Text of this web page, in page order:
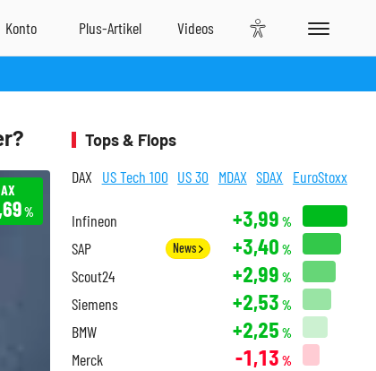
%
Tops & Flops
DAX US Tech 100 US 30 MDAX SDAX EuroStoxx
Infineon +3,99 %
SAP News +3,40 %
Scout24 +2,99 %
Siemens +2,53 %
BMW +2,25 %
Merck -1,13 %